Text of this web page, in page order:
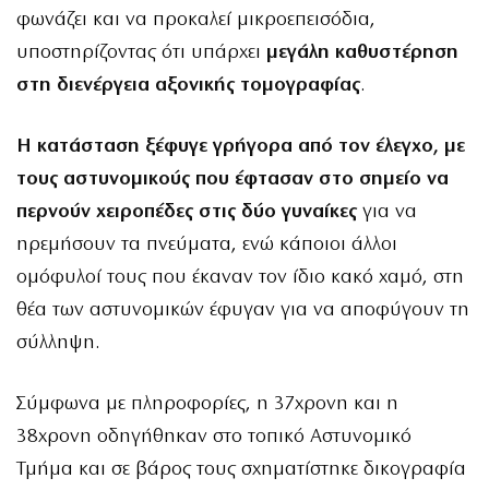
φωνάζει και να προκαλεί μικροεπεισόδια,
υποστηρίζοντας ότι υπάρχει μεγάλη καθυστέρηση
στη διενέργεια αξονικής τομογραφίας.
Η κατάσταση ξέφυγε γρήγορα από τον έλεγχο, με
τους αστυνομικούς που έφτασαν στο σημείο να
περνούν χειροπέδες στις δύο γυναίκες για να
ηρεμήσουν τα πνεύματα, ενώ κάποιοι άλλοι
ομόφυλοί τους που έκαναν τον ίδιο κακό χαμό, στη
θέα των αστυνομικών έφυγαν για να αποφύγουν τη
σύλληψη.
Σύμφωνα με πληροφορίες, η 37χρονη και η
38χρονη οδηγήθηκαν στο τοπικό Αστυνομικό
Τμήμα και σε βάρος τους σχηματίστηκε δικογραφία